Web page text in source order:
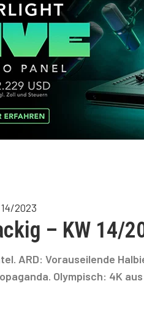
2023
– KW 14/
ARD: Vorauseilende
Olympisch: 4K